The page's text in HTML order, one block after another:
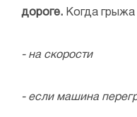
дороге. Когда
- на скорости
- если машина